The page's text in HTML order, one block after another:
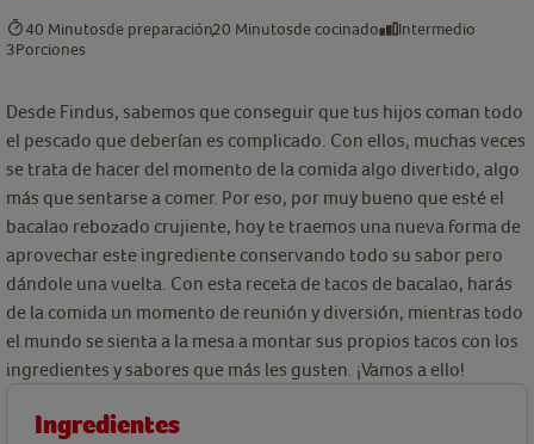
40 Minutosde preparación20 Minutosde cocinado
Intermedio
3Porciones
Desde Findus, sabemos que conseguir que tus hijos coman todo
el pescado que deberían es complicado. Con ellos, muchas veces
se trata de hacer del momento de la comida algo divertido, algo
más que sentarse a comer. Por eso, por muy bueno que esté el
bacalao rebozado crujiente, hoy te traemos una nueva forma de
aprovechar este ingrediente conservando todo su sabor pero
dándole una vuelta. Con esta receta de tacos de bacalao, harás
de la comida un momento de reunión y diversión, mientras todo
el mundo se sienta a la mesa a montar sus propios tacos con los
ingredientes y sabores que más les gusten. ¡Vamos a ello!
Ingredientes